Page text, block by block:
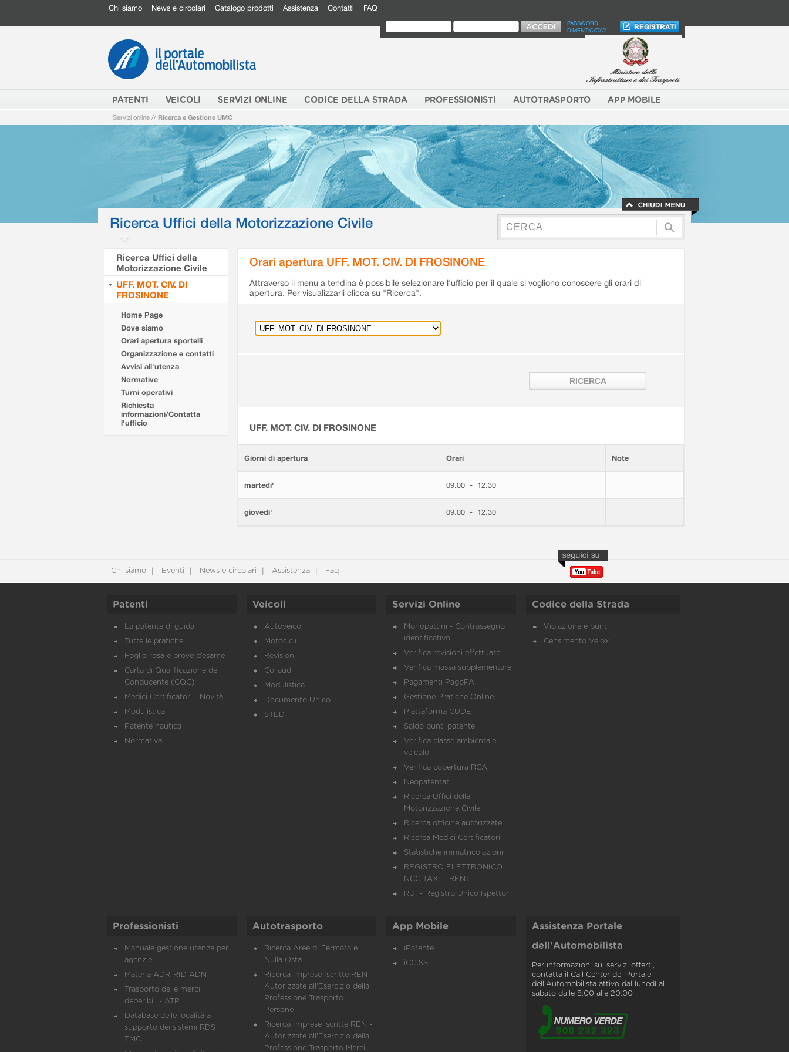
Chi siamo News e circolari Catalogo prodotti Assistenza Contatti FAQ
PASSWORD
DIMENTICATA?
PATENTI VEICOLI SERVIZI ONLINE CODICE DELLA STRADA PROFESSIONISTI AUTOTRASPORTO APP MOBILE
Servizi online // Ricerca e Gestione UMC
Ricerca Uffici della Motorizzazione Civile
Ricerca Uffici della
Motorizzazione Civile
UFF. MOT. CIV. DI
FROSINONE
Home Page
Dove siamo
Orari apertura sportelli
Organizzazione e contatti
Avvisi all'utenza
Normative
Turni operativi
Richiesta
informazioni/Contatta
l'ufficio
Orari apertura UFF. MOT. CIV. DI FROSINONE
Attraverso il menu a tendina è possibile selezionare l'ufficio per il quale si vogliono conoscere gli orari di
apertura. Per visualizzarli clicca su "Ricerca".
UFF. MOT. CIV. DI FROSINONE
Giorni di apertura Orari Note
martedi' 09.00 - 12.30
giovedi' 09.00 - 12.30
Chi siamo Eventi News e circolari Assistenza Faq
Patenti
La patente di guida
Tutte le pratiche
Foglio rosa e prove d’esame
Carta di Qualificazione del
Conducente (CQC)
Medici Certificatori - Novità
Modulistica
Patente nautica
Normativa
Veicoli
Autoveicoli
Motocicli
Revisioni
Collaudi
Modulistica
Documento Unico
STED
Servizi Online
Monopattini - Contrassegno
identificativo
Verifica revisioni effettuate
Verifica massa supplementare
Pagamenti PagoPA
Gestione Pratiche Online
Piattaforma CUDE
Saldo punti patente
Verifica classe ambientale
veicolo
Verifica copertura RCA
Neopatentati
Ricerca Uffici della
Motorizzazione Civile
Ricerca officine autorizzate
Ricerca Medici Certificatori
Statistiche immatricolazioni
REGISTRO ELETTRONICO
NCC TAXI – RENT
RUI - Registro Unico Ispettori
Codice della Strada
Violazione e punti
Censimento Velox
Professionisti
Manuale gestione utenze per
agenzie
Materia ADR-RID-ADN
Trasporto delle merci
deperibili - ATP
Database delle località a
supporto dei sistemi RDS
TMC
Autotrasporto
Ricerca Aree di Fermata e
Nulla Osta
Ricerca Imprese Iscritte REN -
Autorizzate all'Esercizio della
Professione Trasporto
Persone
Ricerca Imprese iscritte REN -
Autorizzate all'Esercizio della
Professione Trasporto Merci
App Mobile
iPatente
iCCISS
Assistenza Portale
dell'Automobilista
Per informazioni sui servizi offerti,
contatta il Call Center del Portale
dell'Automobilista attivo dal lunedì al
sabato dalle 8.00 alle 20.00